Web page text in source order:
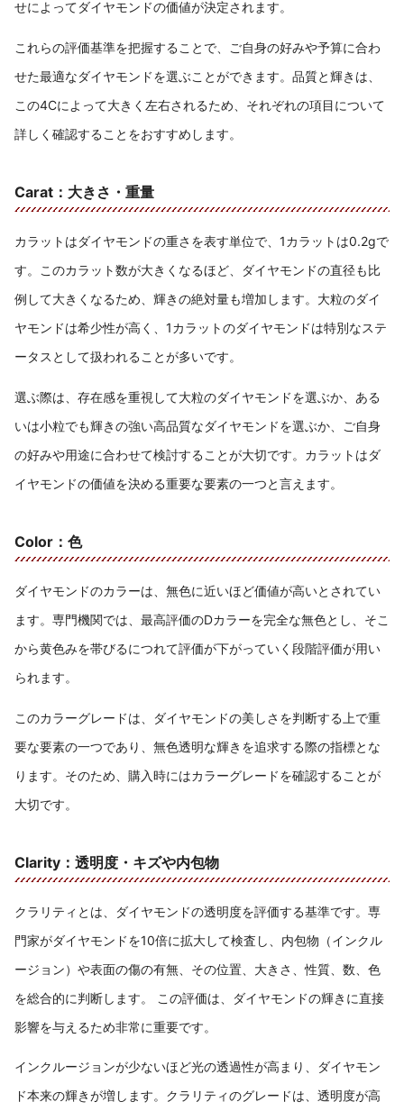
せによってダイヤモンドの価値が決定されます。
これらの評価基準を把握することで、ご自身の好みや予算に合わ
せた最適なダイヤモンドを選ぶことができます。品質と輝きは、
この4Cによって大きく左右されるため、それぞれの項目について
詳しく確認することをおすすめします。
Carat：大きさ・重量
カラットはダイヤモンドの重さを表す単位で、1カラットは0.2gで
す。このカラット数が大きくなるほど、ダイヤモンドの直径も比
例して大きくなるため、輝きの絶対量も増加します。大粒のダイ
ヤモンドは希少性が高く、1カラットのダイヤモンドは特別なステ
ータスとして扱われることが多いです。
選ぶ際は、存在感を重視して大粒のダイヤモンドを選ぶか、ある
いは小粒でも輝きの強い高品質なダイヤモンドを選ぶか、ご自身
の好みや用途に合わせて検討することが大切です。カラットはダ
イヤモンドの価値を決める重要な要素の一つと言えます。
Color：色
ダイヤモンドのカラーは、無色に近いほど価値が高いとされてい
ます。専門機関では、最高評価のDカラーを完全な無色とし、そこ
から黄色みを帯びるにつれて評価が下がっていく段階評価が用い
られます。
このカラーグレードは、ダイヤモンドの美しさを判断する上で重
要な要素の一つであり、無色透明な輝きを追求する際の指標とな
ります。そのため、購入時にはカラーグレードを確認することが
大切です。
Clarity：透明度・キズや内包物
クラリティとは、ダイヤモンドの透明度を評価する基準です。専
門家がダイヤモンドを10倍に拡大して検査し、内包物（インクル
ージョン）や表面の傷の有無、その位置、大きさ、性質、数、色
を総合的に判断します。 この評価は、ダイヤモンドの輝きに直接
影響を与えるため非常に重要です。
インクルージョンが少ないほど光の透過性が高まり、ダイヤモン
ド本来の輝きが増します。クラリティのグレードは、透明度が高